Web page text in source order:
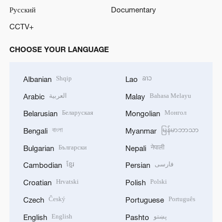
Русский
Documentary
CCTV+
CHOOSE YOUR LANGUAGE
Albanian Shqip
Arabic العربية
Belarusian Беларуская
Bengali বাংলা
Bulgarian Български
Cambodian ខ្មែរ
Croatian Hrvatski
Czech Český
English English
Lao ລາວ
Malay Bahasa Melayu
Mongolian Монгол
Myanmar မြန်မာဘာသာ
Nepali नेपाली
Persian فارسی
Polish Polski
Portuguese Português
Pashto پښتو